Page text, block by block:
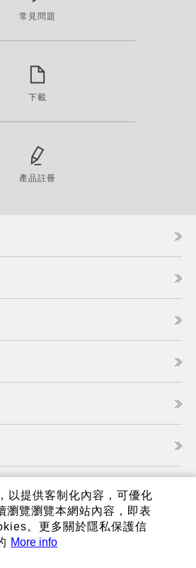
常見問題
下載
產品註冊
以提供客制化內容，可優化
瀏覽瀏覽本網站內容，即表
。更多關於隱私保護信
More info